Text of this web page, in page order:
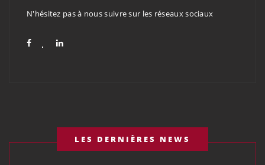
N'hésitez pas à nous suivre sur les réseaux sociaux
LES DERNIÈRES NEWS